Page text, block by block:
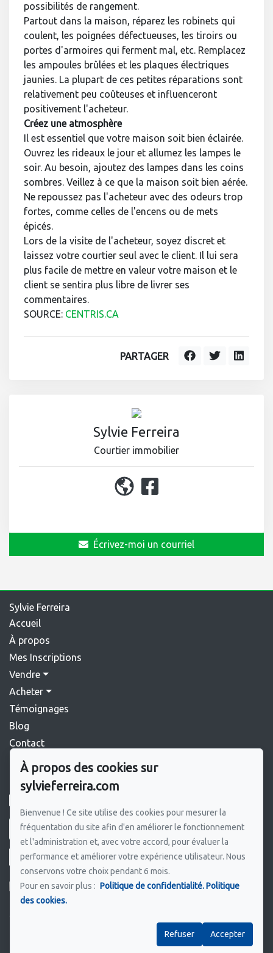
possibilités de rangement.
Partout dans la maison, réparez les robinets qui
coulent, les poignées défectueuses, les tiroirs ou
portes d'armoires qui ferment mal, etc. Remplacez
les ampoules brûlées et les plaques électriques
jaunies. La plupart de ces petites réparations sont
relativement peu coûteuses et influenceront
positivement l'acheteur.
Créez une atmosphère
Il est essentiel que votre maison soit bien éclairée.
Ouvrez les rideaux le jour et allumez les lampes le
soir. Au besoin, ajoutez des lampes dans les coins
sombres. Veillez à ce que la maison soit bien aérée.
Ne repoussez pas l'acheteur avec des odeurs trop
fortes, comme celles de l'encens ou de mets
épicés.
Lors de la visite de l'acheteur, soyez discret et
laissez votre courtier seul avec le client. Il lui sera
plus facile de mettre en valeur votre maison et le
client se sentira plus libre de livrer ses
commentaires.
SOURCE: CENTRIS.CA
PARTAGER
Sylvie Ferreira
Courtier immobilier
Écrivez-moi un courriel
Sylvie Ferreira
Accueil
À propos
Mes Inscriptions
Vendre
Acheter
Témoignages
Blog
Contact
Pour me joindre
GROUPE SUTTON SYNERGIE INC.
Écrivez-moi un courriel
Suivez-moi sur Facebook !
Politique de confidentialité
À propos des cookies sur
sylvieferreira.com
Bienvenue ! Ce site utilise des cookies pour mesurer la
fréquentation du site afin d'en améliorer le fonctionnement
et l'administration et, avec votre accord, pour évaluer la
performance et améliorer votre expérience utilisateur. Nous
conservons votre choix pendant 6 mois.
Pour en savoir plus : Politique de confidentialité.Politique
des cookies.
Refuser Accepter